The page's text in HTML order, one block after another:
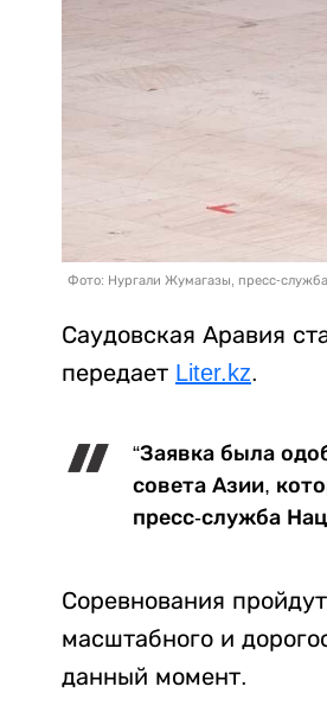
Фото: Нургали Жумагазы, пресс-
Саудовская Аравия
передает Liter.kz.
“Заявка была
совета Азии,
пресс-служба
Соревнования
масштабного и
данный момент.